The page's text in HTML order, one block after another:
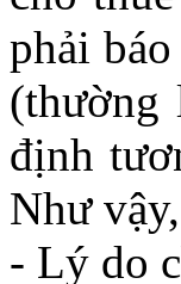
phải
(thường
định
Như
- Lý do